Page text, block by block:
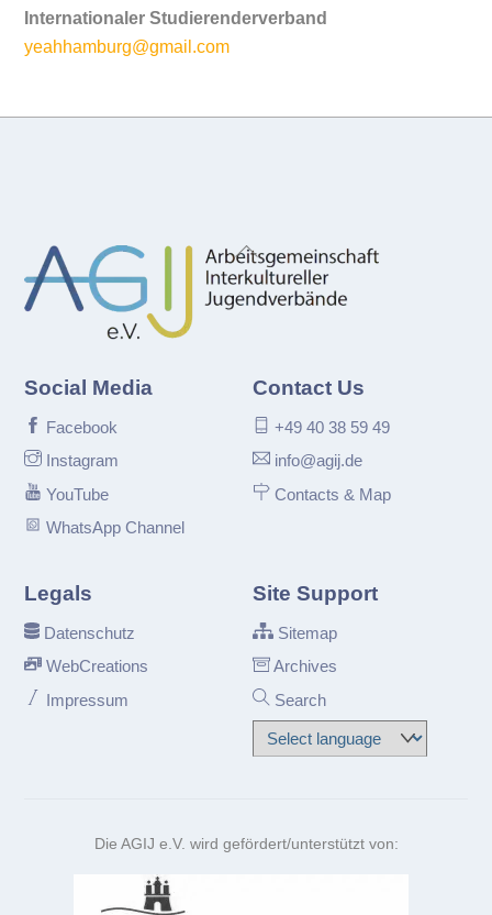
Internationaler Studierenderverband
yeahhamburg@gmail.com
Back
To
Top
Social Media
Facebook
Instagram
YouTube
WhatsApp Channel
Contact Us
+49 40 38 59 49
info@agij.de
Contacts & Map
Legals
Datenschutz
WebCreations
Impressum
Site Support
Sitemap
Archives
Search
Die AGIJ e.V. wird gefördert/unterstützt von: